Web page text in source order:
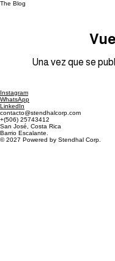
The Blog
Una vez que se
Instagram
WhatsApp
LinkedIn
contacto@stendhalcorp.com
+(506) 25743412
San José, Costa Rica
Barrio Escalante.
© 2027 Powered by Stendhal Corp.